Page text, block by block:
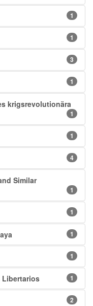
1
1
3
1
krigsrevolutionära
1
1
4
Similar
1
1
1
1
Libertarios 1
2